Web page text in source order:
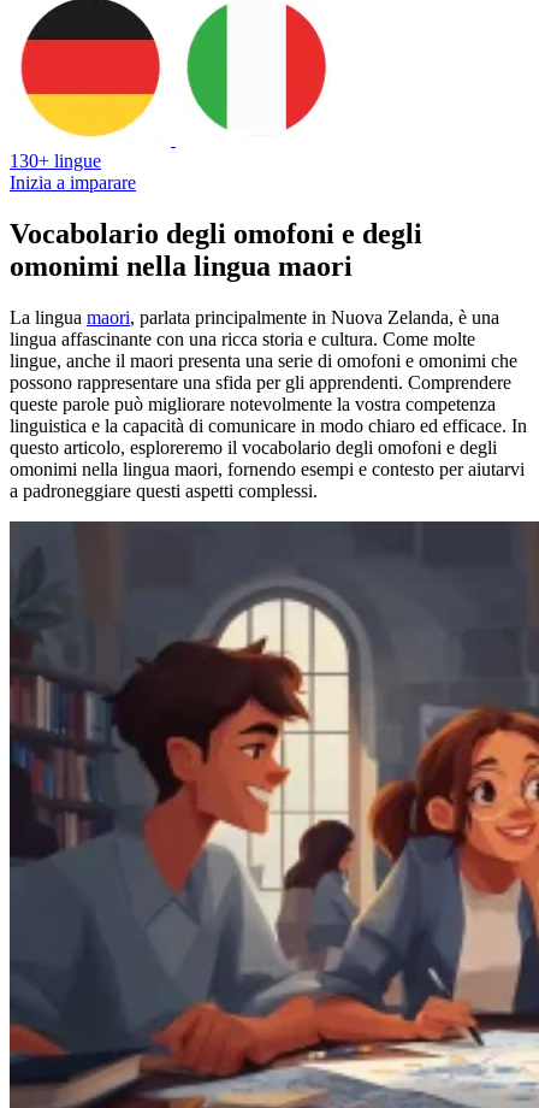
130+ lingue
Inizia a imparare
Vocabolario degli omofoni e degli
omonimi nella lingua maori
La lingua maori, parlata principalmente in Nuova Zelanda, è una
lingua affascinante con una ricca storia e cultura. Come molte
lingue, anche il maori presenta una serie di omofoni e omonimi che
possono rappresentare una sfida per gli apprendenti. Comprendere
queste parole può migliorare notevolmente la vostra competenza
linguistica e la capacità di comunicare in modo chiaro ed efficace. In
questo articolo, esploreremo il vocabolario degli omofoni e degli
omonimi nella lingua maori, fornendo esempi e contesto per aiutarvi
a padroneggiare questi aspetti complessi.